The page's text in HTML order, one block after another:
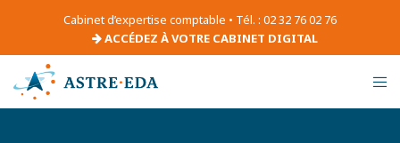
Cabinet d’expertise comptable • Tél. : 02 32 76 02 76
ACCÉDEZ À VOTRE CABINET DIGITAL